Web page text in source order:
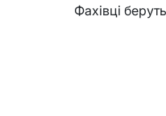
Фахівці